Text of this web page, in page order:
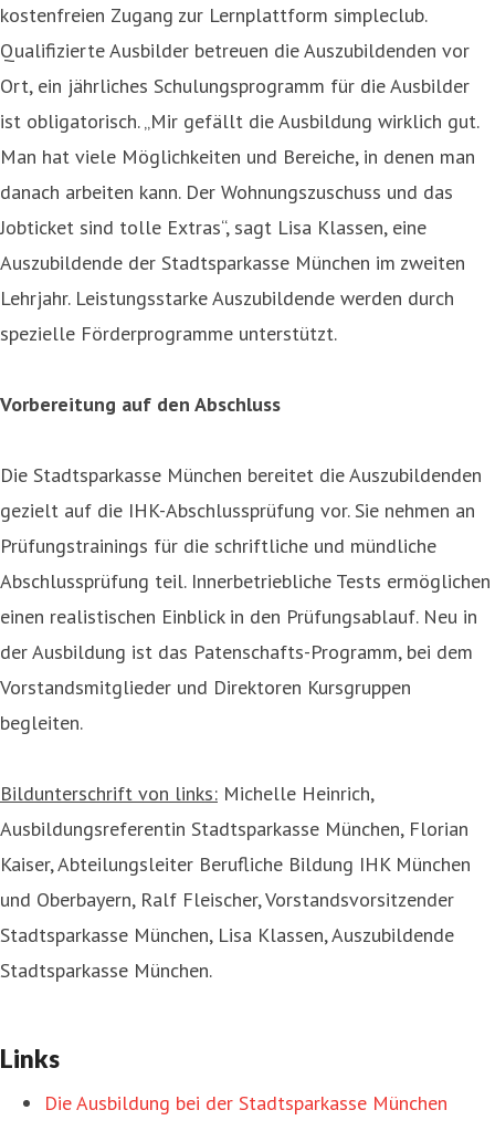
kostenfreien Zugang zur Lernplattform simpleclub.
Qualifizierte Ausbilder betreuen die Auszubildenden vor
Ort, ein jährliches Schulungsprogramm für die Ausbilder
ist obligatorisch. „Mir gefällt die Ausbildung wirklich gut.
Man hat viele Möglichkeiten und Bereiche, in denen man
danach arbeiten kann. Der Wohnungszuschuss und das
Jobticket sind tolle Extras“, sagt Lisa Klassen, eine
Auszubildende der Stadtsparkasse München im zweiten
Lehrjahr. Leistungsstarke Auszubildende werden durch
spezielle Förderprogramme unterstützt.
Vorbereitung auf den Abschluss
Die Stadtsparkasse München bereitet die Auszubildenden
gezielt auf die IHK-Abschlussprüfung vor. Sie nehmen an
Prüfungstrainings für die schriftliche und mündliche
Abschlussprüfung teil. Innerbetriebliche Tests ermöglichen
einen realistischen Einblick in den Prüfungsablauf. Neu in
der Ausbildung ist das Patenschafts-Programm, bei dem
Vorstandsmitglieder und Direktoren Kursgruppen
begleiten.
Bildunterschrift von links: Michelle Heinrich,
Ausbildungsreferentin Stadtsparkasse München, Florian
Kaiser, Abteilungsleiter Berufliche Bildung IHK München
und Oberbayern, Ralf Fleischer, Vorstandsvorsitzender
Stadtsparkasse München, Lisa Klassen, Auszubildende
Stadtsparkasse München.
Links
Die Ausbildung bei der Stadtsparkasse München